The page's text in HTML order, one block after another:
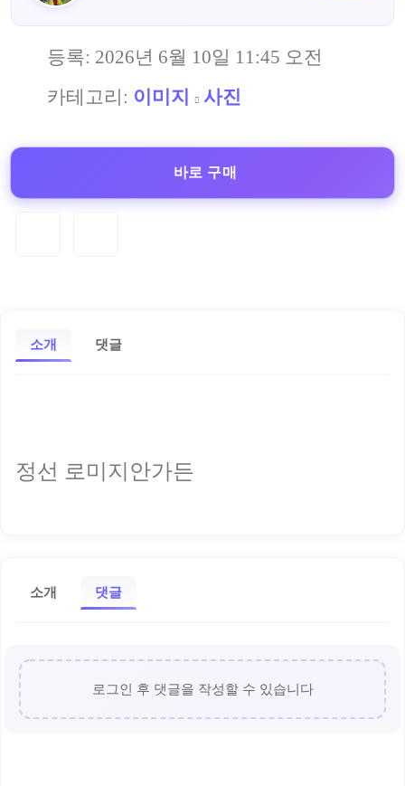
등록: 2026년 6월 10일 11:45 오전
카테고리: 이미지 사진
바로 구매
소개 댓글
정선 로미지안가든
소개 댓글
로그인 후 댓글을 작성할 수 있습니다